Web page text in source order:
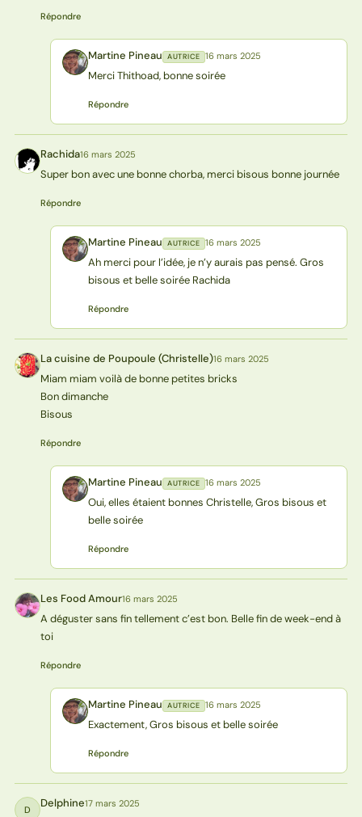
Répondre
MP Martine Pineau AUTRICE 16 mars 2025
Merci Thithoad, bonne soirée
Répondre
R Rachida16 mars 2025
Super bon avec une bonne chorba, merci bisous bonne journée
Répondre
MP Martine Pineau AUTRICE 16 mars 2025
Ah merci pour l’idée, je n’y aurais pas pensé. Gros
bisous et belle soirée Rachida
Répondre
L( La cuisine de Poupoule (Christelle)16 mars 2025
Miam miam voilà de bonne petites bricks
Bon dimanche
Bisous
Répondre
MP Martine Pineau AUTRICE 16 mars 2025
Oui, elles étaient bonnes Christelle, Gros bisous et
belle soirée
Répondre
LA Les Food Amour16 mars 2025
A déguster sans fin tellement c’est bon. Belle fin de week-end à
toi
Répondre
MP Martine Pineau AUTRICE 16 mars 2025
Exactement, Gros bisous et belle soirée
Répondre
D Delphine17 mars 2025